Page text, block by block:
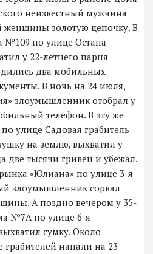
неизвестный мужчина
женщины золотую цепочку. В
№109 по улице Остапа
у 22-летнего парня
два мобильных
В ночь на 24 июля,
злоумышленник отобрал у
телефон. В эту же
улице Садовая грабитель
на землю, выхватил у
две тысячи гривен и убежал.
«Юлиана» по улице 3-я
злоумышленник сорвал
А поздно вечером у 35-
№7А по улице 6-я
сумку. Около
напали на 23-